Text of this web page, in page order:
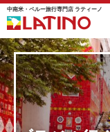
中南米・ペルー旅行専門店 ラティーノ